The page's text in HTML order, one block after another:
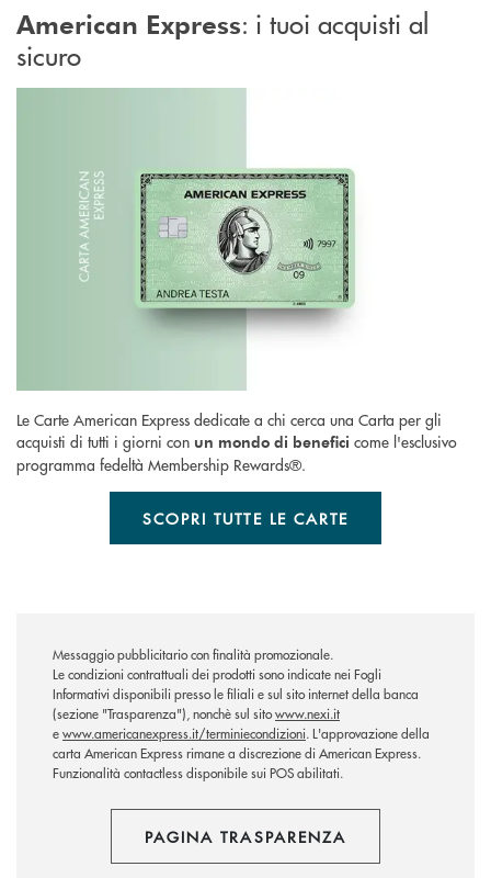
American Express: i tuoi acquisti al
sicuro
Le Carte American Express dedicate a chi cerca una Carta per gli
acquisti di tutti i giorni con un mondo di benefici come l'esclusivo
programma fedeltà Membership Rewards®.
SCOPRI TUTTE LE CARTE
Messaggio pubblicitario con finalità promozionale.
Le condizioni contrattuali dei prodotti sono indicate nei Fogli
Informativi disponibili presso le filiali e sul sito internet della banca
(sezione "Trasparenza"), nonchè sul sitowww.nexi.it
ewww.americanexpress.it/terminiecondizioni. L'approvazione della
carta American Express rimane a discrezione di American Express.
Funzionalità contactless disponibile sui POS abilitati.
PAGINA TRASPARENZA